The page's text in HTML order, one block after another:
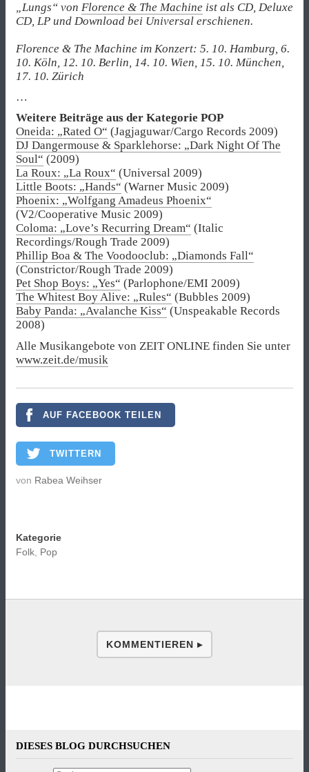
„Lungs“ von Florence & The Machine ist als CD, Deluxe
CD, LP und Download bei Universal erschienen.
Florence & The Machine im Konzert: 5. 10. Hamburg, 6.
10. Köln, 12. 10. Berlin, 14. 10. Wien, 15. 10. München,
17. 10. Zürich
…
Weitere Beiträge aus der Kategorie POP
Oneida: „Rated O“ (Jagjaguwar/Cargo Records 2009)
DJ Dangermouse & Sparklehorse: „Dark Night Of The
Soul“ (2009)
La Roux: „La Roux“ (Universal 2009)
Little Boots: „Hands“ (Warner Music 2009)
Phoenix: „Wolfgang Amadeus Phoenix“
(V2/Cooperative Music 2009)
Coloma: „Love’s Recurring Dream“ (Italic
Recordings/Rough Trade 2009)
Phillip Boa & The Voodooclub: „Diamonds Fall“
(Constrictor/Rough Trade 2009)
Pet Shop Boys: „Yes“ (Parlophone/EMI 2009)
The Whitest Boy Alive: „Rules“ (Bubbles 2009)
Baby Panda: „Avalanche Kiss“ (Unspeakable Records
2008)
Alle Musikangebote von ZEIT ONLINE finden Sie unter
www.zeit.de/musik
AUF FACEBOOK TEILEN
TWITTERN
von Rabea Weihser
Kategorie
Folk Pop
KOMMENTIEREN ▸
DIESES BLOG DURCHSUCHEN